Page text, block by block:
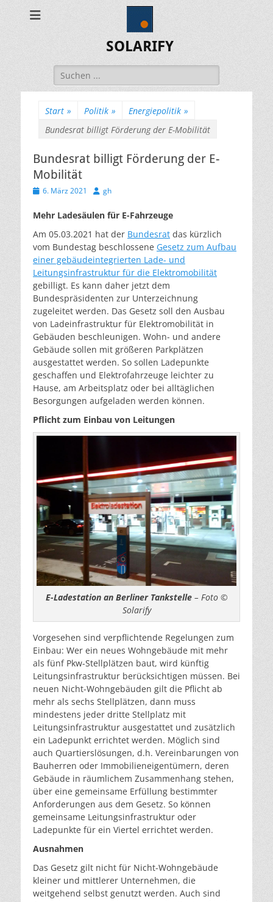
SOLARIFY
Suchen
nach:
Start » Politik » Energiepolitik »
Bundesrat billigt Förderung der E-Mobilität
Bundesrat billigt Förderung der E-
Mobilität
Veröffentlicht
6. März 2021 Autor
gh
Mehr Ladesäulen für E-Fahrzeuge
Am 05.03.2021 hat der Bundesrat das kürzlich
vom Bundestag beschlossene Gesetz zum Aufbau
einer gebäudeintegrierten Lade- und
Leitungsinfrastruktur für die Elektromobilität
gebilligt. Es kann daher jetzt dem
Bundespräsidenten zur Unterzeichnung
zugeleitet werden. Das Gesetz soll den Ausbau
von Ladeinfrastruktur für Elektromobilität in
Gebäuden beschleunigen. Wohn- und andere
Gebäude sollen mit größeren Parkplätzen
ausgestattet werden. So sollen Ladepunkte
geschaffen und Elektrofahrzeuge leichter zu
Hause, am Arbeitsplatz oder bei alltäglichen
Besorgungen aufgeladen werden können.
Pflicht zum Einbau von Leitungen
E-Ladestation an Berliner Tankstelle– Foto ©
Solarify
Vorgesehen sind verpflichtende Regelungen zum
Einbau: Wer ein neues Wohngebäude mit mehr
als fünf Pkw-Stellplätzen baut, wird künftig
Leitungsinfrastruktur berücksichtigen müssen. Bei
neuen Nicht-Wohngebäuden gilt die Pflicht ab
mehr als sechs Stellplätzen, dann muss
mindestens jeder dritte Stellplatz mit
Leitungsinfrastruktur ausgestattet und zusätzlich
ein Ladepunkt errichtet werden. Möglich sind
auch Quartierslösungen, d.h. Vereinbarungen von
Bauherren oder Immobilieneigentümern, deren
Gebäude in räumlichem Zusammenhang stehen,
über eine gemeinsame Erfüllung bestimmter
Anforderungen aus dem Gesetz. So können
gemeinsame Leitungsinfrastruktur oder
Ladepunkte für ein Viertel errichtet werden.
Ausnahmen
Das Gesetz gilt nicht für Nicht-Wohngebäude
kleiner und mittlerer Unternehmen, die
weitgehend selbst genutzt werden. Auch sind